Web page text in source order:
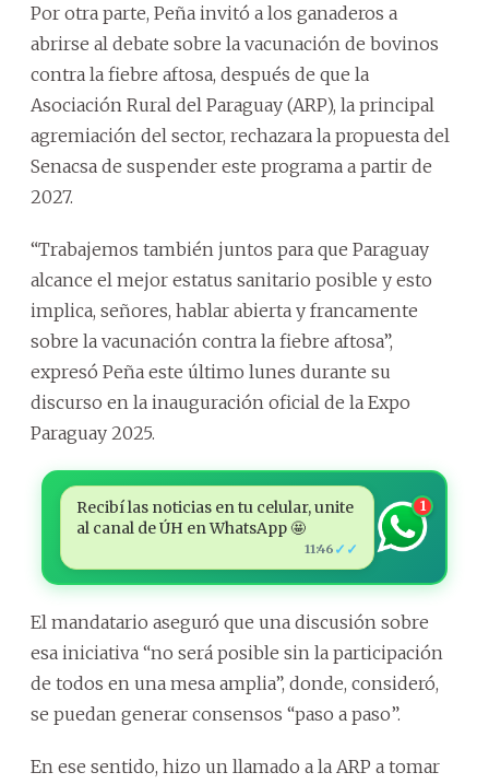
Por otra parte, Peña invitó a los ganaderos a
abrirse al debate sobre la vacunación de bovinos
contra la fiebre aftosa, después de que la
Asociación Rural del Paraguay (ARP), la principal
agremiación del sector, rechazara la propuesta del
Senacsa de suspender este programa a partir de
2027.
“Trabajemos también juntos para que Paraguay
alcance el mejor estatus sanitario posible y esto
implica, señores, hablar abierta y francamente
sobre la vacunación contra la fiebre aftosa”,
expresó Peña este último lunes durante su
discurso en la inauguración oficial de la Expo
Paraguay 2025.
Recibí las noticias en tu celular, unite
al canal de ÚH en WhatsApp 🤩
11:46 ✓✓
1
El mandatario aseguró que una discusión sobre
esa iniciativa “no será posible sin la participación
de todos en una mesa amplia”, donde, consideró,
se puedan generar consensos “paso a paso”.
En ese sentido, hizo un llamado a la ARP a tomar